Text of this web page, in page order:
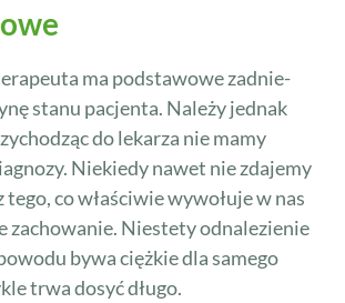
ma podstawowe zadnie-
stanu pacjenta. Należy jednak
do lekarza nie mamy
Niekiedy nawet nie zdajemy
tego, co właściwie wywołuje w nas
zachowanie. Niestety odnalezienie
bywa ciężkie dla samego
trwa dosyć długo.